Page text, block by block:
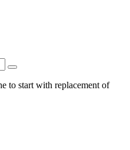
to start with replacement of